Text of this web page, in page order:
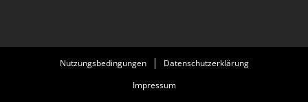
Nutzungsbedingungen
Datenschutzerklärung
Impressum